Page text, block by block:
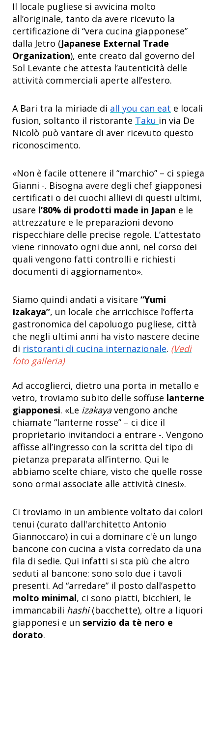
Il locale pugliese si avvicina molto
all’originale, tanto da avere ricevuto la
certificazione di “vera cucina giapponese”
dalla Jetro (Japanese External Trade
Organization), ente creato dal governo del
Sol Levante che attesta l’autenticità delle
attività commerciali aperte all’estero.
A Bari tra la miriade di all you can eat e locali
fusion, soltanto il ristorante Taku in via De
Nicolò può vantare di aver ricevuto questo
riconoscimento.
«Non è facile ottenere il “marchio” – ci spiega
Gianni -. Bisogna avere degli chef giapponesi
certificati o dei cuochi allievi di questi ultimi,
usare l’80% di prodotti made in Japan e le
attrezzature e le preparazioni devono
rispecchiare delle precise regole. L’attestato
viene rinnovato ogni due anni, nel corso dei
quali vengono fatti controlli e richiesti
documenti di aggiornamento».
Siamo quindi andati a visitare “Yumi
Izakaya”, un locale che arricchisce l’offerta
gastronomica del capoluogo pugliese, città
che negli ultimi anni ha visto nascere decine
di ristoranti di cucina internazionale. (Vedi
foto galleria)
Ad accoglierci, dietro una porta in metallo e
vetro, troviamo subito delle soffuse lanterne
giapponesi. «Le izakayavengono anche
chiamate “lanterne rosse” – ci dice il
proprietario invitandoci a entrare -. Vengono
affisse all’ingresso con la scritta del tipo di
pietanza preparata all’interno. Qui le
abbiamo scelte chiare, visto che quelle rosse
sono ormai associate alle attività cinesi».
Ci troviamo in un ambiente voltato dai colori
tenui (curato dall'architetto Antonio
Giannoccaro) in cui a dominare c'è un lungo
bancone con cucina a vista corredato da una
fila di sedie. Qui infatti si sta più che altro
seduti al bancone: sono solo due i tavoli
presenti. Ad “arredare” il posto dall’aspetto
molto minimal, ci sono piatti, bicchieri, le
immancabili hashi(bacchette), oltre a liquori
giapponesi e un servizio da tè nero e
dorato.